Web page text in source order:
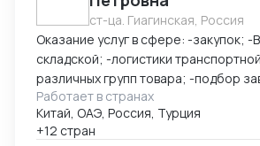
ст-ца. Гиагинская, Россия
Оказание услуг в сфере: -закупок; -
складской; -логистики
различных групп товара; -подбор
доставка товара из Китая (КАРГО и
Страны с которыми работаю по сей
США, ОАЭ, Турция, Китай, СНГ
Работает в странах
Китай, ОАЭ, Россия, Турция
+12 стран